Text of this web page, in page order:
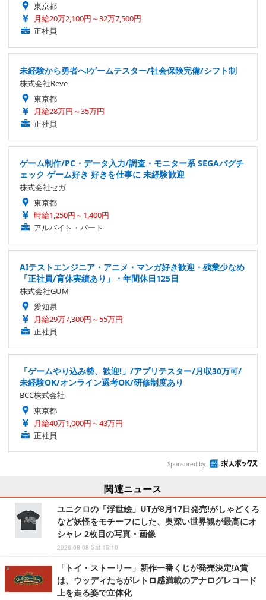
東京都
月給20万2,100円～32万7,500円
正社員
未経験から勇者へ!ゲームテスター/社会保険完備/シフト制
株式会社Reve
東京都
月給28万円～35万円
正社員
ゲーム制作/PC・データ入力/調査・モニター系 SEGAバグチ
ェック ゲーム好き 好きを仕事に 未経験歓迎
株式会社セガ
東京都
時給1,250円～1,400円
アルバイト・パート
AIテストエンジニア・アニメ・マンガ好き歓迎・残業少なめ
「正社員/育休実績あり」・年間休日125日
株式会社GUM
愛知県
月給29万7,300円～55万円
正社員
「ゲームやり込み勢、歓迎!」/アプリテスター/月収30万可/
未経験OK/オンライン選考OK/研修制度あり
BCC株式会社
東京都
月給40万1,000円～43万円
正社員
Sponsored by
関連ニュース
ユニクロの「浮世絵」UTが8月17日発売!がしゃどくろ
など妖怪をモチーフにした、奥深い世界観が最高にオ
シャレ 2枚目の写真・画像
2026.08.08 Sat 15:10
「トイ・ストーリー」新作一番くじが発売決定!A賞
は、ウッディたちがレトロ感満載のアナログレコード
上を走る姿で立体化